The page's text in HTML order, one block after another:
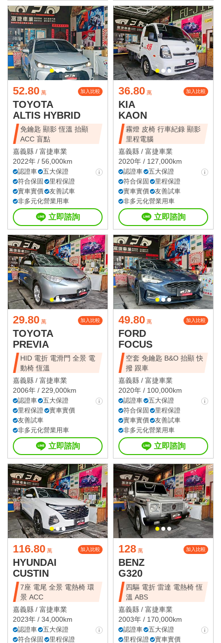
52.80 萬 加入比較
TOYOTA
ALTIS HYBRID
免鑰匙 顯影 恆溫 抬顯
ACC 盲點
嘉義縣 / 富捷車業
2022年 / 56,000km
認證車
五大保證
符合保固
里程保證
實車實價
友善試車
非多元化營業用車
立即諮詢
36.80 萬 加入比較
KIA
KAON
霧燈 皮椅 行車紀錄 顯影
里程電腦
嘉義縣 / 富捷車業
2020年 / 127,000km
認證車
五大保證
符合保固
里程保證
實車實價
友善試車
非多元化營業用車
立即諮詢
29.80 萬 加入比較
TOYOTA
PREVIA
HID 電折 電滑門 全景 電
動椅 恆溫
嘉義縣 / 富捷車業
2006年 / 229,000km
認證車
五大保證
里程保證
實車實價
友善試車
非多元化營業用車
立即諮詢
49.80 萬 加入比較
FORD
FOCUS
空套 免鑰匙 B&O 抬顯 快
撥 跟車
嘉義縣 / 富捷車業
2020年 / 100,000km
認證車
五大保證
符合保固
里程保證
實車實價
友善試車
非多元化營業用車
立即諮詢
116.80 萬 加入比較
HYUNDAI
CUSTIN
7座 電尾 全景 電熱椅 環
景 ACC
嘉義縣 / 富捷車業
2023年 / 34,000km
認證車
五大保證
符合保固
里程保證
128 萬 加入比較
BENZ
G320
四驅 電折 雷達 電熱椅 恆
溫 ABS
嘉義縣 / 富捷車業
2003年 / 170,000km
認證車
五大保證
里程保證
實車實價